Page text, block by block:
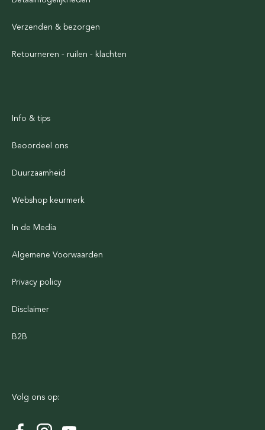
Verzenden & bezorgen
Retourneren - ruilen - klachten
Info & tips
Beoordeel ons
Duurzaamheid
Webshop keurmerk
In de Media
Algemene Voorwaarden
Privacy policy
Disclaimer
B2B
Volg ons op: